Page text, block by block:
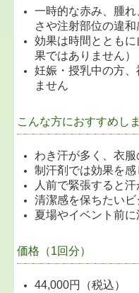
一時的な赤み、腫
さや注射部位の違和
効果は時間ととも
果ではありません）
妊娠・授乳中の方
ません
こんな方におすすめし
わき汗が多く、衣
制汗剤では効果を感
人前で緊張すると
清潔感を保ちたい
夏場やイベント前
価格（1回分）
44,000円（税込）